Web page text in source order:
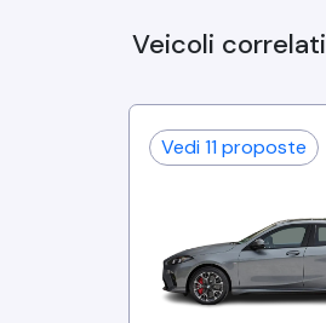
Veicoli correlati
Vedi 11 proposte